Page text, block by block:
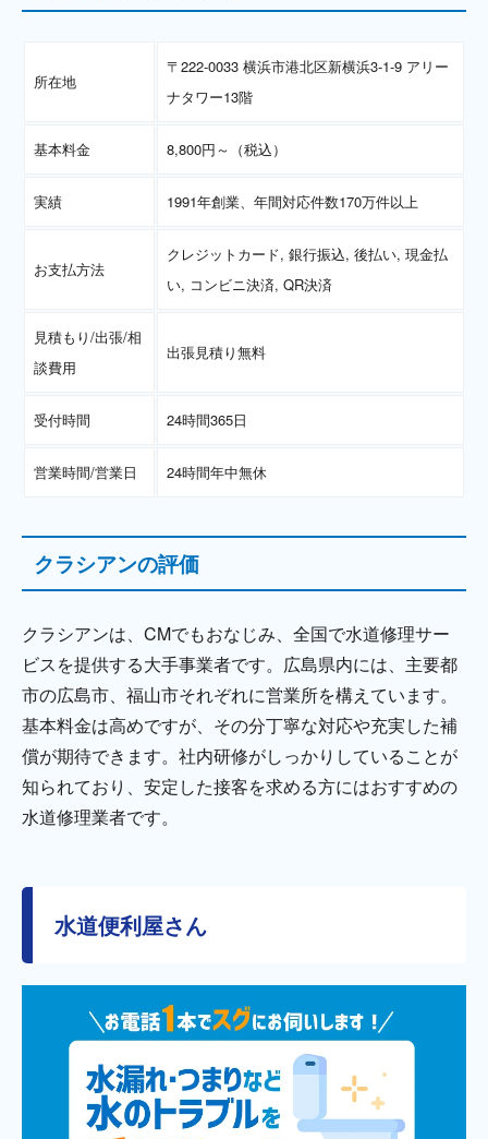
所在地
〒222-0033 横浜市港北区新横浜3-1-9 アリー
ナタワー13階
基本料金 8,800円～（税込）
実績 1991年創業、年間対応件数170万件以上
お支払方法
クレジットカード, 銀行振込, 後払い, 現金払
い, コンビニ決済, QR決済
見積もり/出張/相
談費用
出張見積り無料
受付時間 24時間365日
営業時間/営業日 24時間年中無休
クラシアンの評価
クラシアンは、CMでもおなじみ、全国で水道修理サー
ビスを提供する大手事業者です。広島県内には、主要都
市の広島市、福山市それぞれに営業所を構えています。
基本料金は高めですが、その分丁寧な対応や充実した補
償が期待できます。社内研修がしっかりしていることが
知られており、安定した接客を求める方にはおすすめの
水道修理業者です。
水道便利屋さん